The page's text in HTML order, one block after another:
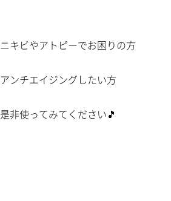
ニキビやアトピーでお困りの方
アンチエイジングしたい方
是非使ってみてください🎵